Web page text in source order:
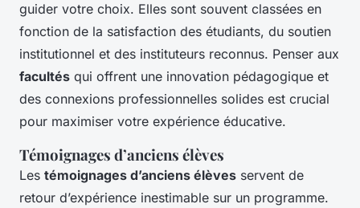
guider votre choix. Elles sont souvent classées en
fonction de la satisfaction des étudiants, du soutien
institutionnel et des instituteurs reconnus. Penser aux
facultés qui offrent une innovation pédagogique et
des connexions professionnelles solides est crucial
pour maximiser votre expérience éducative.
Témoignages d’anciens élèves
Les témoignages d’anciens élèves servent de
retour d’expérience inestimable sur un programme.